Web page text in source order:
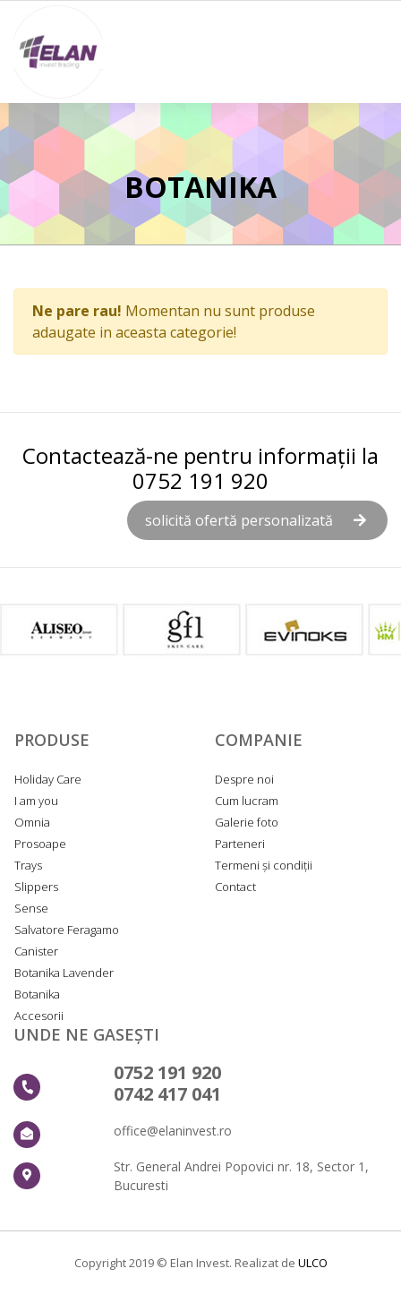
BOTANIKA
Ne pare rau! Momentan nu sunt produse
adaugate in aceasta categorie!
Contactează-ne pentru informații la
0752 191 920
solicită ofertă personalizată
PRODUSE
Holiday Care
I am you
Omnia
Prosoape
Trays
Slippers
Sense
Salvatore Feragamo
Canister
Botanika Lavender
Botanika
Accesorii
COMPANIE
Despre noi
Cum lucram
Galerie foto
Parteneri
Termeni și condiții
Contact
UNDE NE GASEȘTI
0752 191 920
0742 417 041
office@elaninvest.ro
Str. General Andrei Popovici nr. 18, Sector 1,
Bucuresti
Copyright 2019 © Elan Invest. Realizat de ULCO